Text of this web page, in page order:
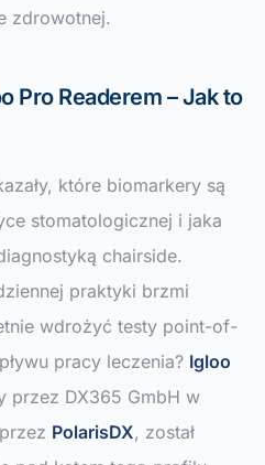
zdrowotnej.
Pro Readerem – Jak to
które biomarkery są
stomatologicznej i jaka
chairside.
praktyki brzmi
wdrożyć testy point-of-
pracy leczenia? Igloo
przez DX365 GmbH w
PolarisDX, został